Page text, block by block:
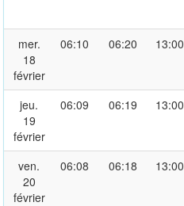
mer.
18
février
06:10 06:20 13:00
jeu.
19
février
06:09 06:19 13:00
ven.
20
février
06:08 06:18 13:00